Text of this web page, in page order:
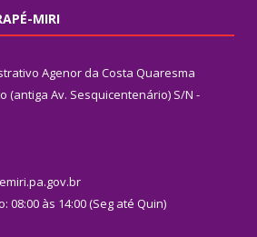
MIRI
Agenor da Costa Quaresma
(antiga Av. Sesquicentenário) S/N -
às 14:00 (Seg até Quin)